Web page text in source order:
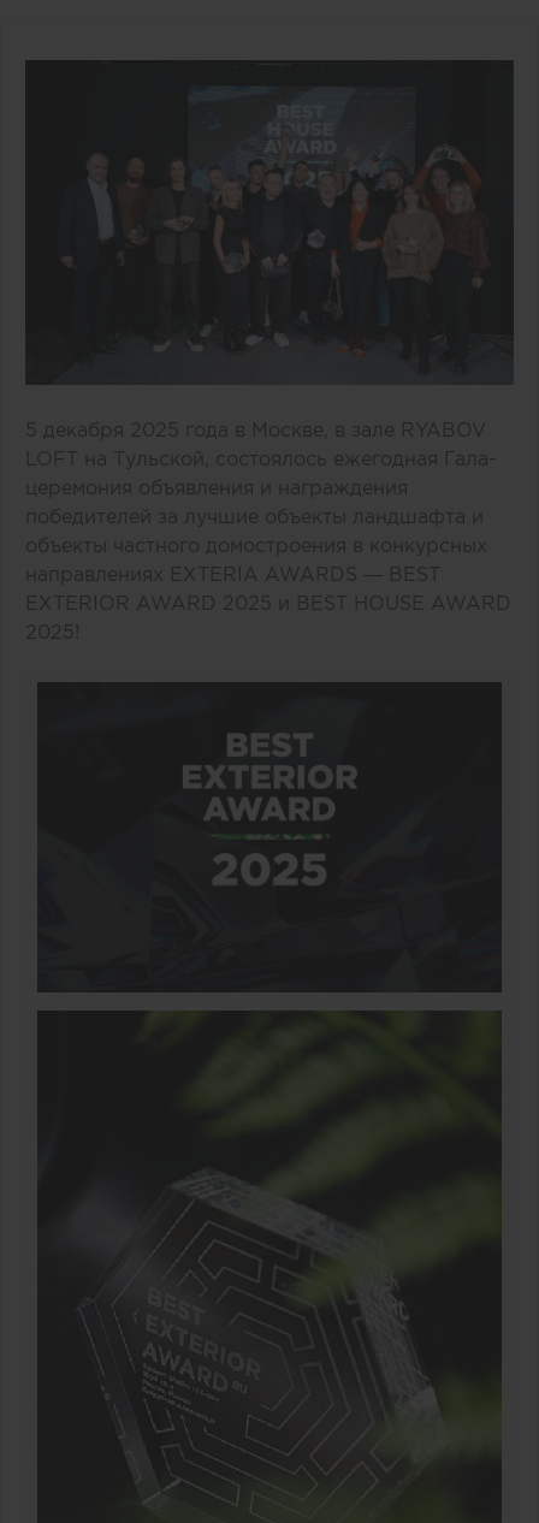
5 декабря 2025 года в Москве, в зале RYABOV
LOFT на Тульской, состоялось ежегодная Гала-
церемония объявления и награждения
победителей за лучшие объекты ландшафта и
объекты частного домостроения в конкурсных
направлениях EXTERIA AWARDS — BEST
EXTERIOR AWARD 2025 и BEST HOUSE AWARD
2025!